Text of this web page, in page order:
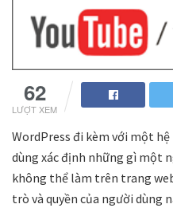
62
LƯỢT XEM
WordPress đi kèm với một
dùng xác định những gì một
không thể làm trên trang
trò và quyền của người dùng